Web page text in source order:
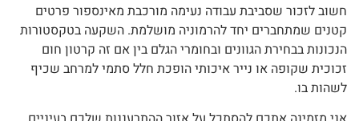
חשוב לזכור שסביבת עבודה נעימה מורכבת מאינספור פרטים
קטנים שמתחברים יחד להרמוניה מושלמת. השקעה בטקסטורות
הנכונות בבחירת הגוונים ובחומרי הגלם בין אם זה קרטון חום
זכוכית שקופה או נייר איכותי הופכת חלל סתמי למרחב שכיף
לשהות בו.